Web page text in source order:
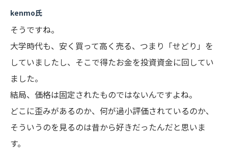
kenmo氏
そうですね。
大学時代も、安く買って高く売る、つまり「せどり」を
していましたし、そこで得たお金を投資資金に回してい
ました。
結局、価格は固定されたものではないんですよね。
どこに歪みがあるのか、何が過小評価されているのか、
そういうのを見るのは昔から好きだったんだと思いま
す。